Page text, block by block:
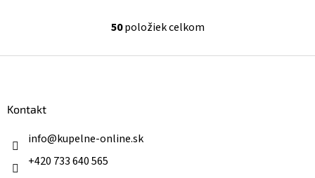
O
l
50položiek celkom
Kontakt
info@kupelne-online.sk
+420 733 640 565